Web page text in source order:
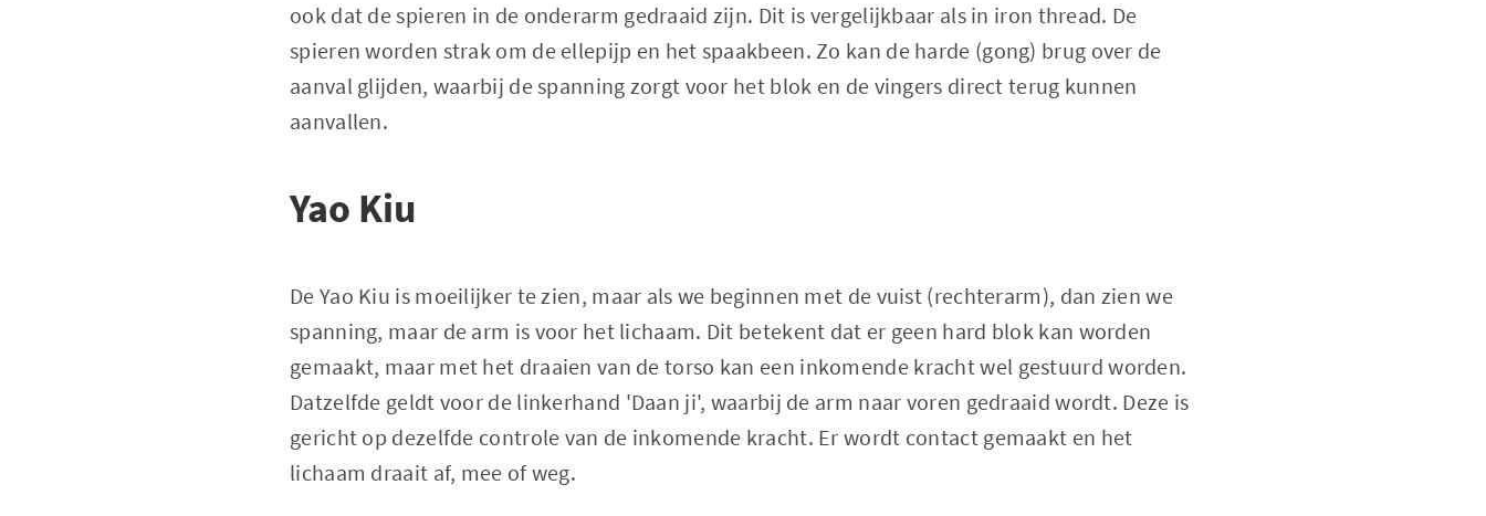
ook dat de spieren in de onderarm gedraaid zijn. Dit is vergelijkbaar als in iron thread. De
spieren worden strak om de ellepijp en het spaakbeen. Zo kan de harde (gong) brug over de
aanval glijden, waarbij de spanning zorgt voor het blok en de vingers direct terug kunnen
aanvallen.
Yao Kiu
De Yao Kiu is moeilijker te zien, maar als we beginnen met de vuist (rechterarm), dan zien we
spanning, maar de arm is voor het lichaam. Dit betekent dat er geen hard blok kan worden
gemaakt, maar met het draaien van de torso kan een inkomende kracht wel gestuurd worden.
Datzelfde geldt voor de linkerhand 'Daan ji', waarbij de arm naar voren gedraaid wordt. Deze is
gericht op dezelfde controle van de inkomende kracht. Er wordt contact gemaakt en het
lichaam draait af, mee of weg.